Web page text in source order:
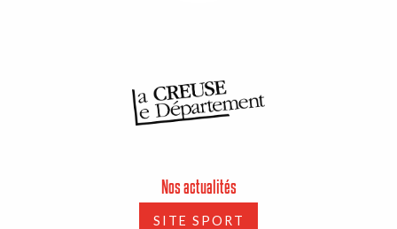
Nos actualités
SITE SPORT